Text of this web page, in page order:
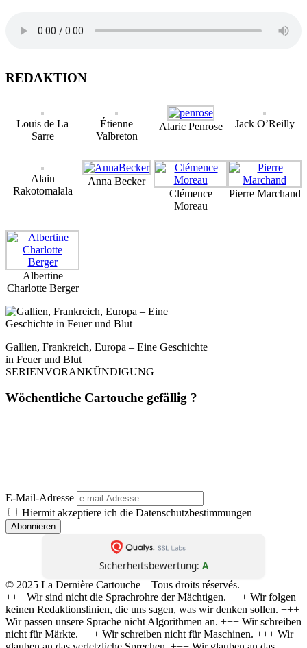
REDAKTION
Louis de La
Sarre
Étienne
Valbreton
Alaric Penrose Jack O’Reilly
Alain
Rakotomalala
Anna Becker
Clémence
Moreau
Pierre Marchand
Albertine
Charlotte Berger
Gallien, Frankreich, Europa – Eine Geschichte
in Feuer und Blut
SERIENVORANKÜNDIGUNG
Wöchentliche Cartouche gefällig ?
E-Mail-Adresse
Hiermit akzeptiere ich die Datenschutzbestimmungen
Sicherheitsbewertung: A
© 2025 La Dernière Cartouche – Tous droits réservés.
+++ Wir sind nicht die Sprachrohre der Mächtigen. +++ Wir folgen
keinen Redaktionslinien, die uns sagen, was wir denken sollen. +++
Wir passen unsere Sprache nicht Algorithmen an. +++ Wir schreiben
nicht für Märkte. +++ Wir schreiben nicht für Maschinen. +++ Wir